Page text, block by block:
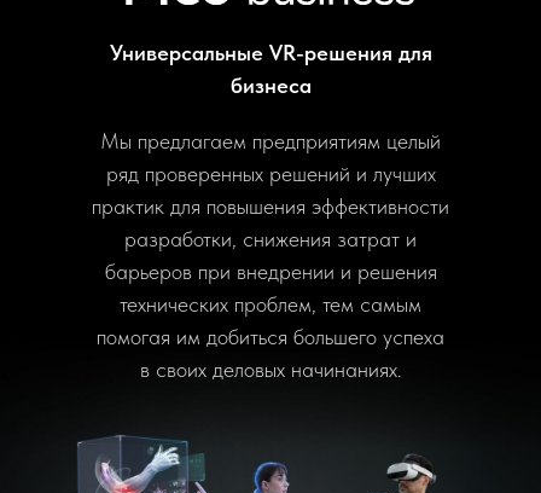
Универсальные VR-решения для
бизнеса
Мы предлагаем предприятиям целый
ряд проверенных решений и лучших
практик для повышения эффективности
разработки, снижения затрат и
барьеров при внедрении и решения
технических проблем, тем самым
помогая им добиться большего успеха
в своих деловых начинаниях.